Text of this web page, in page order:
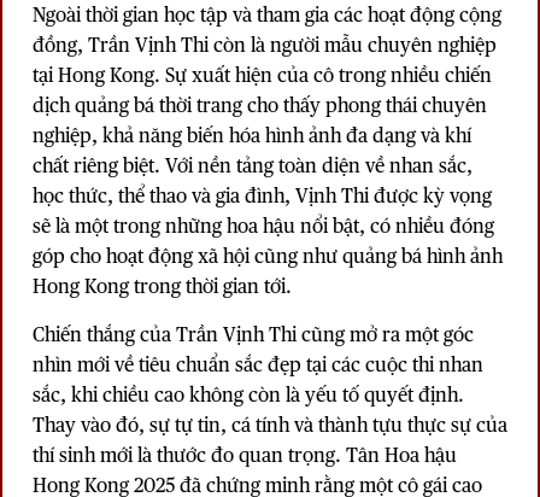
Ngoài thời gian học tập và tham gia các hoạt động cộng
đồng, Trần Vịnh Thi còn là người mẫu chuyên nghiệp
tại Hong Kong. Sự xuất hiện của cô trong nhiều chiến
dịch quảng bá thời trang cho thấy phong thái chuyên
nghiệp, khả năng biến hóa hình ảnh đa dạng và khí
chất riêng biệt. Với nền tảng toàn diện về nhan sắc,
học thức, thể thao và gia đình, Vịnh Thi được kỳ vọng
sẽ là một trong những hoa hậu nổi bật, có nhiều đóng
góp cho hoạt động xã hội cũng như quảng bá hình ảnh
Hong Kong trong thời gian tới.
Chiến thắng của Trần Vịnh Thi cũng mở ra một góc
nhìn mới về tiêu chuẩn sắc đẹp tại các cuộc thi nhan
sắc, khi chiều cao không còn là yếu tố quyết định.
Thay vào đó, sự tự tin, cá tính và thành tựu thực sự của
thí sinh mới là thước đo quan trọng. Tân Hoa hậu
Hong Kong 2025 đã chứng minh rằng một cô gái cao